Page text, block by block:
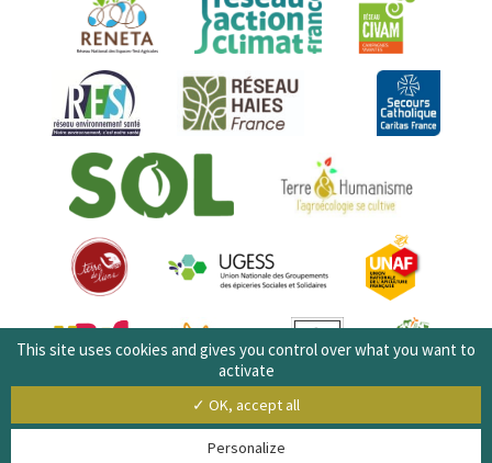
This site uses cookies and gives you control over what you want to
activate
✓ OK, accept all
Personalize